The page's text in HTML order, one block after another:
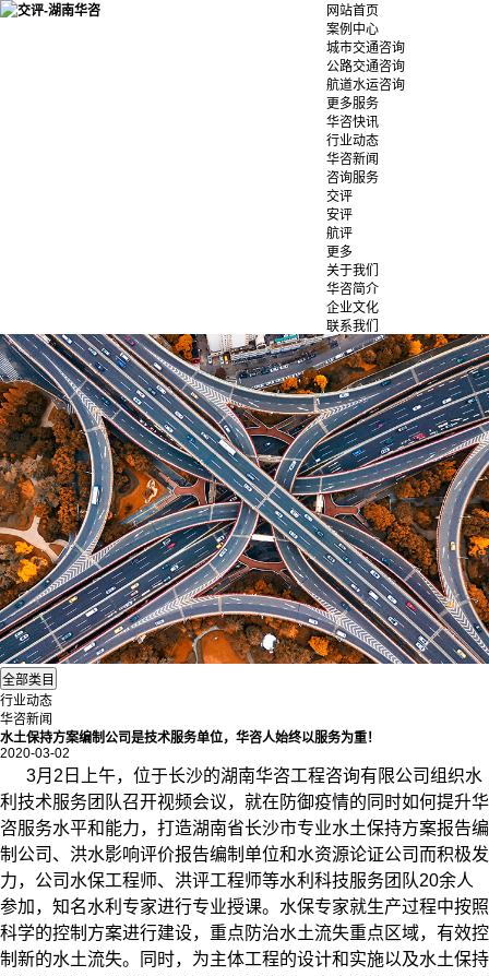
网站首页
案例中心
城市交通咨询
公路交通咨询
航道水运咨询
更多服务
华咨快讯
行业动态
华咨新闻
咨询服务
交评
安评
航评
更多
关于我们
华咨简介
企业文化
联系我们
行业动态
华咨新闻
水土保持方案编制公司是技术服务单位，华咨人始终以服务为重！
2020-03-02
3月2日上午，位于长沙的湖南华咨工程咨询有限公司组织水
利技术服务团队召开视频会议，就在防御疫情的同时如何提升华
咨服务水平和能力，打造湖南省长沙市专业水土保持方案报告编
制公司、洪水影响评价报告编制单位和水资源论证公司而积极发
力，公司水保工程师、洪评工程师等水利科技服务团队20余人
参加，知名水利专家进行专业授课。水保专家就生产过程中按照
科学的控制方案进行建设，重点防治水土流失重点区域，有效控
制新的水土流失。同时，为主体工程的设计和实施以及水土保持